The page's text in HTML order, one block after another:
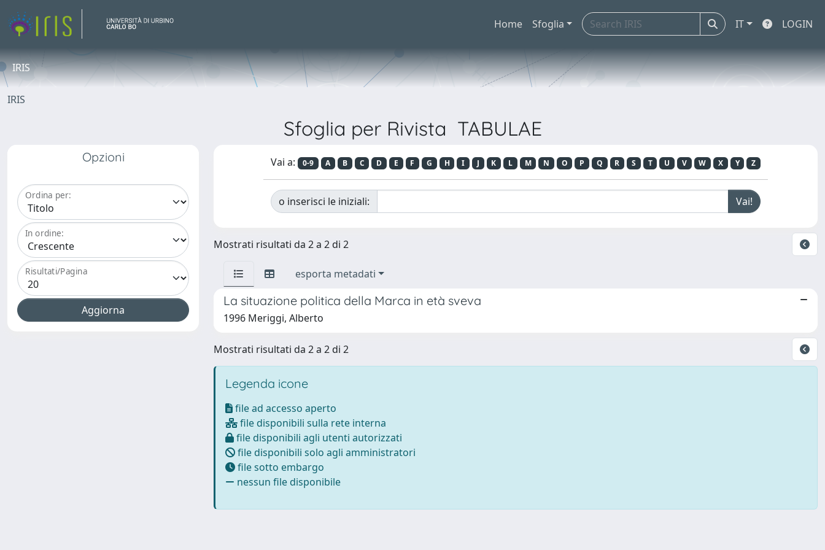
Home Sfoglia IT LOGIN
IRIS
IRIS
Sfoglia per Rivista TABULAE
Opzioni
Ordina per:
In ordine:
Risultati/Pagina
Vai a: 0-9 A B C D E F G H I J K L M N O P Q R S T U V W X Y Z
o inserisci le iniziali:
Mostrati risultati da 2 a 2 di 2
esporta metadati
La situazione politica della Marca in età sveva
1996 Meriggi, Alberto
Mostrati risultati da 2 a 2 di 2
Legenda icone
file ad accesso aperto
file disponibili sulla rete interna
file disponibili agli utenti autorizzati
file disponibili solo agli amministratori
file sotto embargo
nessun file disponibile